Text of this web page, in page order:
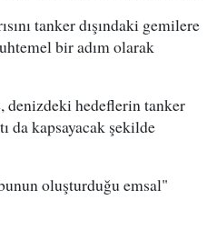
tanker dışındaki gemilere
bir adım olarak
denizdeki hedeflerin tanker
da kapsayacak şekilde
oluşturduğu emsal"